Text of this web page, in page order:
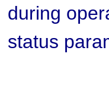
during
status